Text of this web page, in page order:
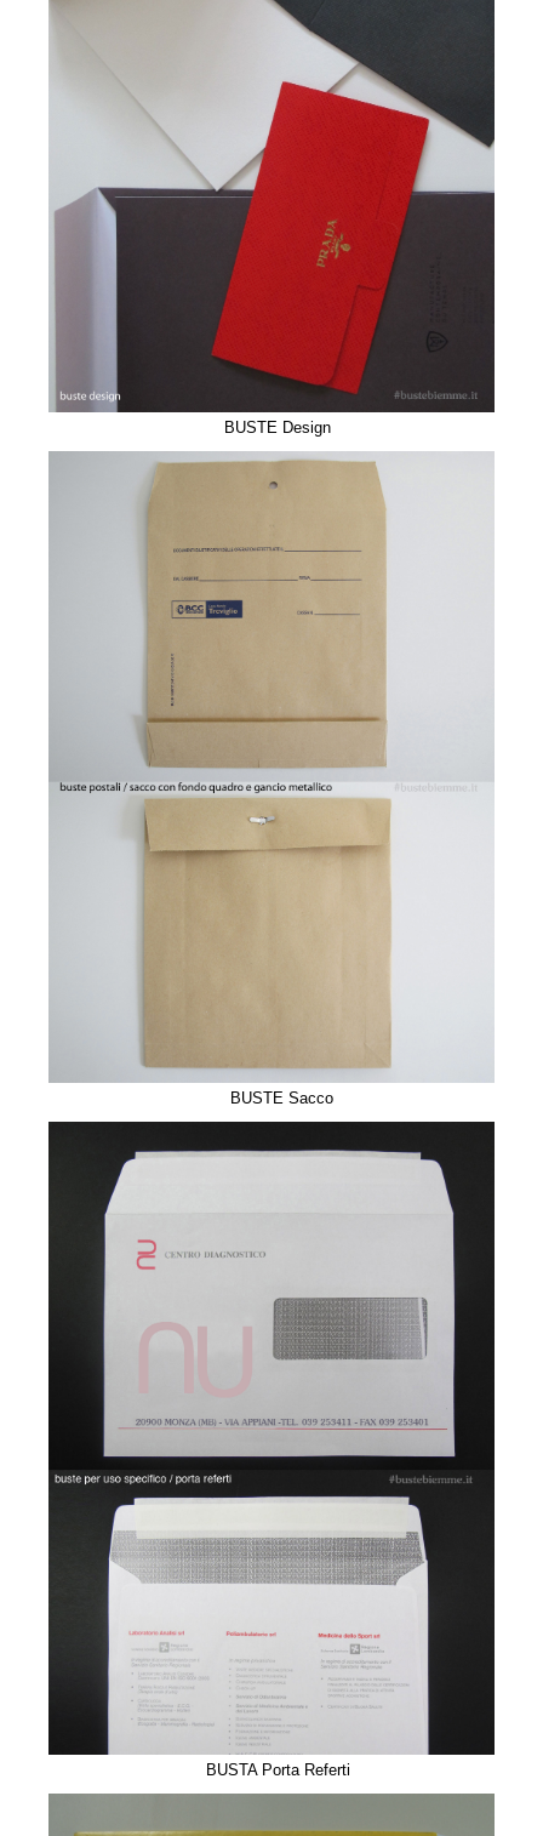
BUSTE Design
BUSTE Sacco
BUSTA Porta Referti